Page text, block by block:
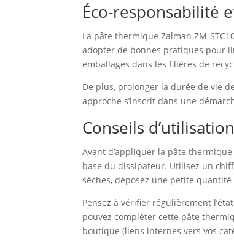
Éco-responsabilité
La pâte thermique Zalman ZM-
adopter de bonnes pratiques pour
emballages dans les filières de
De plus, prolonger la durée de vie
approche s’inscrit dans une
Conseils
Avant d’appliquer la pâte
base du dissipateur. Utilisez un
sèches, déposez une petite
Pensez à vérifier régulièrement
pouvez compléter cette pâte
boutique (liens internes vers vos